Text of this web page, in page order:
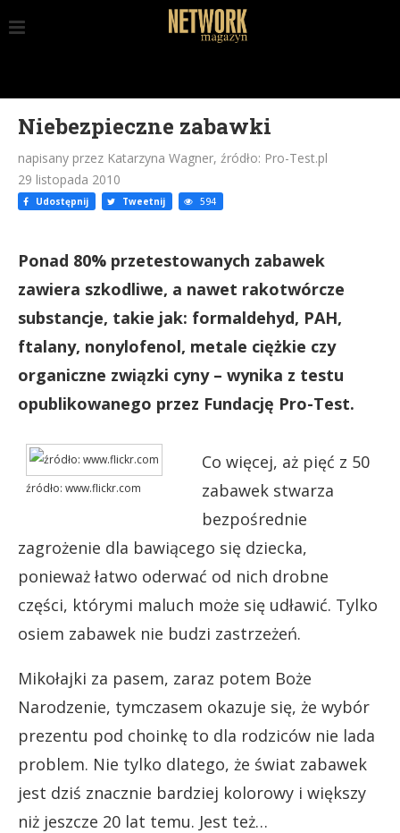
Niebezpieczne zabawki
napisany przez Katarzyna Wagner, źródło: Pro-Test.pl
29 listopada 2010
Udostępnij Tweetnij 594
Ponad 80% przetestowanych zabawek
zawiera szkodliwe, a nawet rakotwórcze
substancje, takie jak: formaldehyd, PAH,
ftalany, nonylofenol, metale ciężkie czy
organiczne związki cyny – wynika z testu
opublikowanego przez Fundację Pro-Test.
źródło: www.flickr.com
Co więcej, aż pięć z 50
zabawek stwarza
bezpośrednie
zagrożenie dla bawiącego się dziecka,
ponieważ łatwo oderwać od nich drobne
części, którymi maluch może się udławić. Tylko
osiem zabawek nie budzi zastrzeżeń.
Mikołajki za pasem, zaraz potem Boże
Narodzenie, tymczasem okazuje się, że wybór
prezentu pod choinkę to dla rodziców nie lada
problem. Nie tylko dlatego, że świat zabawek
jest dziś znacznie bardziej kolorowy i większy
niż jeszcze 20 lat temu. Jest też…